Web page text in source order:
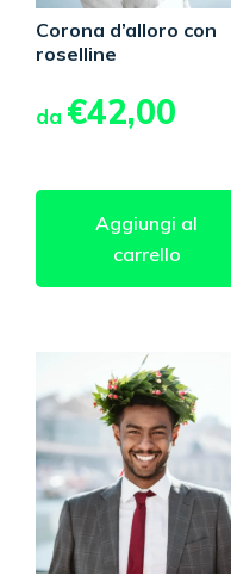
Corona d’alloro con
roselline
da €42,00
Aggiungi al
carrello